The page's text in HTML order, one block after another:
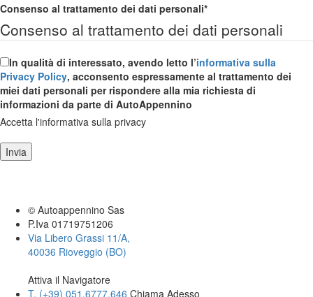
Consenso al trattamento dei dati personali*
Consenso al trattamento dei dati personali
In qualità di interessato, avendo letto l’informativa sulla
Privacy Policy, acconsento espressamente al trattamento dei
miei dati personali per rispondere alla mia richiesta di
informazioni da parte di AutoAppennino
Accetta l'informativa sulla privacy
Invia
© Autoappennino Sas
P.Iva 01719751206
Via Libero Grassi 11/A,
40036 Rioveggio (BO)
Attiva il Navigatore
T. (+39­) 051.6777.646­ Chiama Adesso